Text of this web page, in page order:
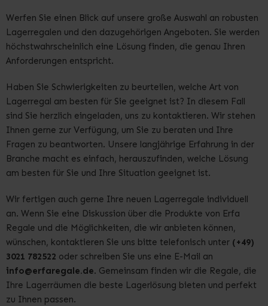
Werfen Sie einen Blick auf unsere große Auswahl an robusten
Lagerregalen und den dazugehörigen Angeboten. Sie werden
höchstwahrscheinlich eine Lösung finden, die genau Ihren
Anforderungen entspricht.
Haben Sie Schwierigkeiten zu beurteilen, welche Art von
Lagerregal am besten für Sie geeignet ist? In diesem Fall
sind Sie herzlich eingeladen, uns zu kontaktieren. Wir stehen
Ihnen gerne zur Verfügung, um Sie zu beraten und Ihre
Fragen zu beantworten. Unsere langjährige Erfahrung in der
Branche macht es einfach, herauszufinden, welche Lösung
am besten für Sie und Ihre Situation geeignet ist.
Wir fertigen auch gerne Ihre neuen Lagerregale individuell
an. Wenn Sie eine Diskussion über die Produkte von Erfa
Regale und die Möglichkeiten, die wir anbieten können,
wünschen, kontaktieren Sie uns bitte telefonisch unter (+49)
3021 782522 oder schreiben Sie uns eine E-Mail an
info@erfaregale.de. Gemeinsam finden wir die Regale, die
Ihre Lagerräumen die beste Lagerlösung bieten und perfekt
zu Ihnen passen.